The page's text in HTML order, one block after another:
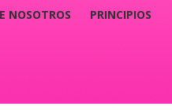
NOSOTROS PRINCIPIOS